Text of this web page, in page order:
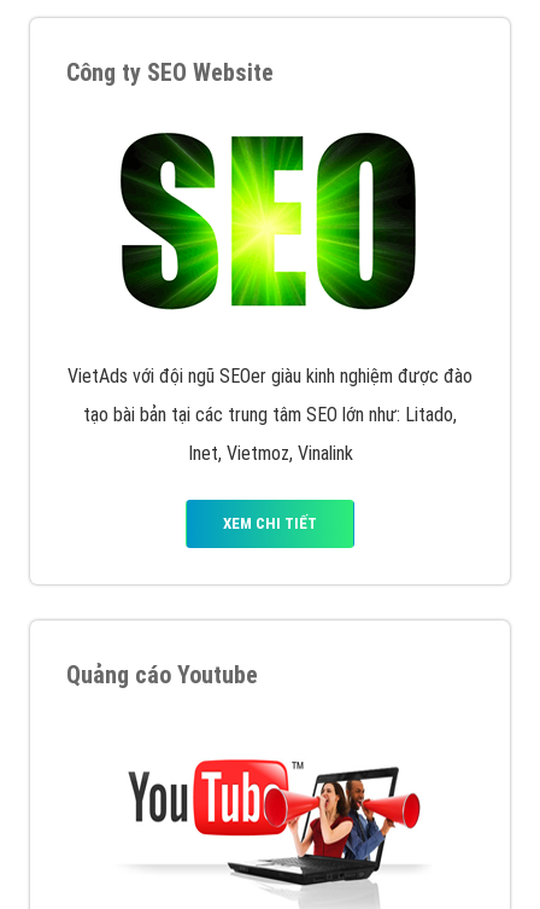
Công ty SEO Website
VietAds với đội ngũ SEOer giàu kinh nghiệm được đào
tạo bài bản tại các trung tâm SEO lớn như: Litado,
Inet, Vietmoz, Vinalink
XEM CHI TIẾT
Quảng cáo Youtube